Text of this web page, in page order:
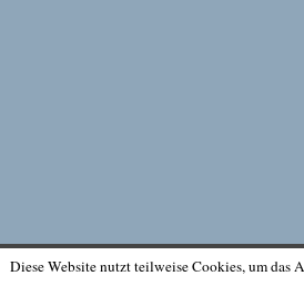
Diese Website nutzt teilweise Cookies, um das